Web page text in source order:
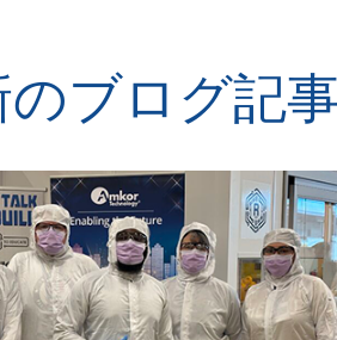
ブログ記